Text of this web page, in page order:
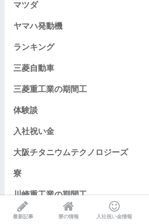
マツダ
ヤマハ発動機
ランキング
三菱自動車
三菱重工業の期間工
体験談
入社祝い金
大阪チタニウムテクノロジーズ
寮
川崎重工業の期間工
日本ガイシ
最新記事 寮の情報 入社祝い金情報